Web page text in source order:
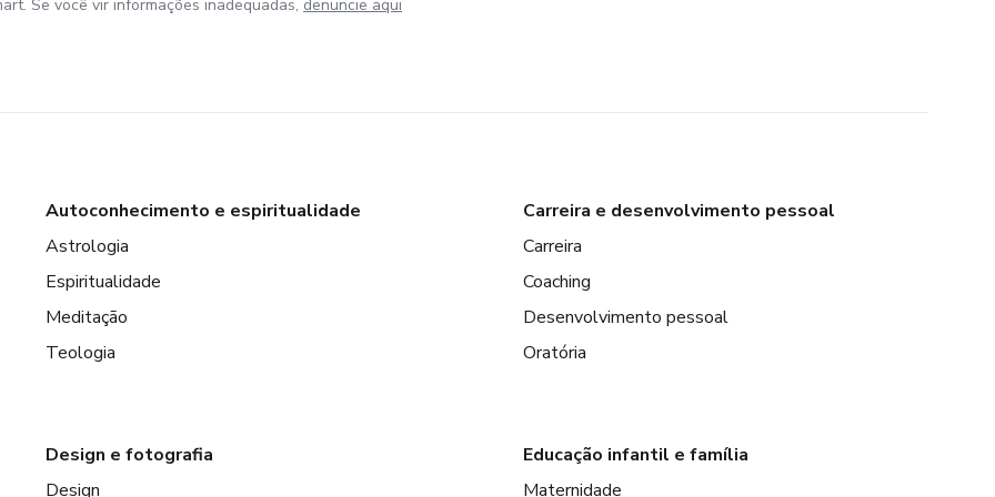
Se você vir informações inadequadas, denuncie aqui
Autoconhecimento e espiritualidade
Astrologia
Espiritualidade
Meditação
Teologia
Carreira e desenvolvimento pessoal
Carreira
Coaching
Desenvolvimento pessoal
Oratória
Design e fotografia
Design
Educação infantil e família
Maternidade